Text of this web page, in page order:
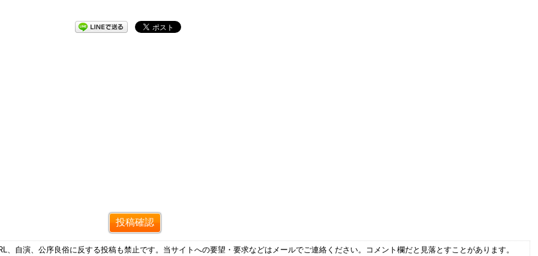
自演、公序良俗に反する投稿も禁止です。当サイトへの要望・要求などはメールでご連絡ください。コメント欄だと見落とすことがあります。